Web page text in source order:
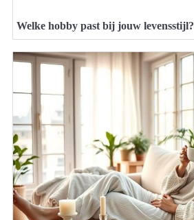
Welke hobby past bij jouw levensstijl?